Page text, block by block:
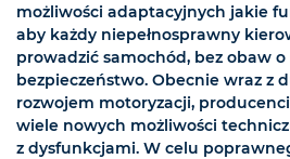
możliwości adaptacyjnych jakie
aby każdy niepełnosprawny
prowadzić samochód, bez obaw
bezpieczeństwo. Obecnie wraz z
rozwojem motoryzacji,
wiele nowych możliwości
z dysfunkcjami. W celu